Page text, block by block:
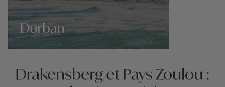
Durban
Drakensberg et Pays Zoulou :